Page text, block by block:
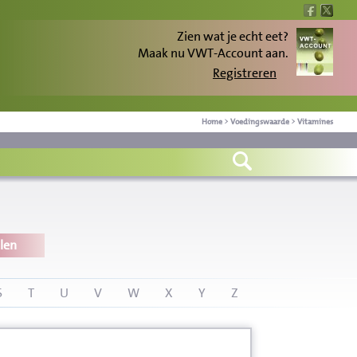
Zien wat je echt eet?
Maak nu VWT-Account aan.
Registreren
Home > Voedingswaarde > Vitamines
T U V W X Y Z